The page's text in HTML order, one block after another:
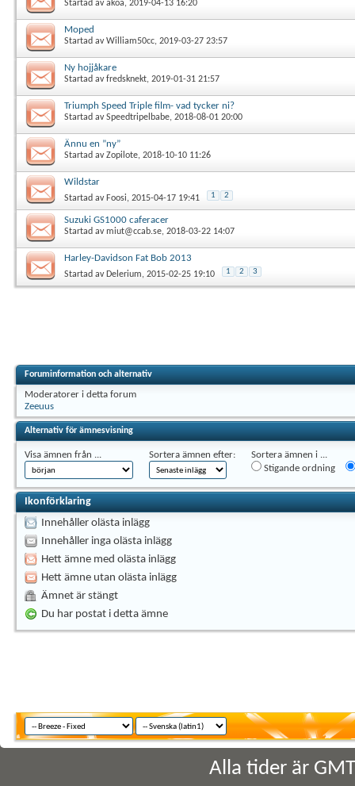
Startad avakoa, 2019-04-13 16:20
Moped
Startad avWilliam50cc, 2019-03-27 23:57
Ny hojjåkare
Startad avfredsknekt, 2019-01-31 21:57
Triumph Speed Triple film- vad tycker ni?
Startad avSpeedtripelbabe, 2018-08-01 20:00
Ännu en ”ny”
Startad avZopilote, 2018-10-10 11:26
Wildstar
Startad av Foosi, 2015-04-17 19:41 1 2
Suzuki GS1000 caferacer
Startad avmiut@ccab.se, 2018-03-22 14:07
Harley-Davidson Fat Bob 2013
Startad av Delerium, 2015-02-25 19:10 1 2 3
Foruminformation och alternativ
Moderatorer i detta forum
Zeeuus
Alternativ för ämnesvisning
Visa ämnen från ... Sortera ämnen efter:
Sortera ämnen i ...
Stigande ordning
Ikonförklaring
Innehåller olästa inlägg
Innehåller inga olästa inlägg
Hett ämne med olästa inlägg
Hett ämne utan olästa inlägg
Ämnet är stängt
Du har postat i detta ämne
Alla tider är